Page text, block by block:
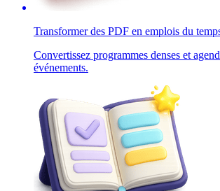
Transformer des PDF en emplois du
Convertissez programmes denses et
événements.